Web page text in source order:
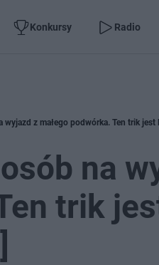
Konkursy Radio
wyjazd z małego podwórka. Ten trik jest
na
trik